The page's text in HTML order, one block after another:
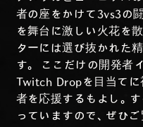
者の座をかけて3vs3の
を舞台に激しい火花を
ターには選び抜かれた
す。 ここだけの開発者
Twitch Dropを目当てに
者を応援するもよし。
っていますので、ぜひご